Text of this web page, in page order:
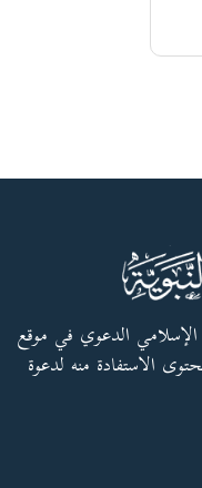
الدعوي في موقع
الاستفادة منه لدعوة